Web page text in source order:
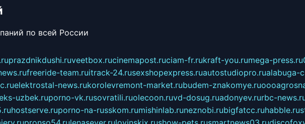
по всей России
prazdnikdushi.ruveetbox.rucinemapost.ruciam-fr.rukraft-you.rumega-press.ru
freeride-team.ruitrack-24.rusexshopexpress.ruautostudiopro.rualabuga-
elektrostal-news.rukorolevremont-market.rubudem-znakomye.ru
uzbek.ruporno-vk.rusovratili.ruolecoon.ruvd-dosug.ruadonyev.rurbc-
hostserve.ruporno-na-russkom.rumishinlab.runeznobi.rubigfatcc.ruhabble.ru